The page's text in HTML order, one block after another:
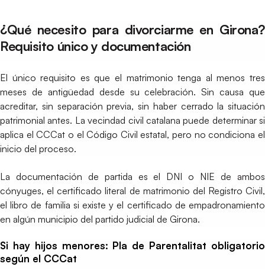
¿Qué necesito para divorciarme en Girona?
Requisito único y documentación
El único requisito es que el matrimonio tenga al menos tres
meses de antigüedad desde su celebración. Sin causa que
acreditar, sin separación previa, sin haber cerrado la situación
patrimonial antes. La vecindad civil catalana puede determinar si
aplica el CCCat o el Código Civil estatal, pero no condiciona el
inicio del proceso.
La documentación de partida es el DNI o NIE de ambos
cónyuges, el certificado literal de matrimonio del Registro Civil,
el libro de familia si existe y el certificado de empadronamiento
en algún municipio del partido judicial de Girona.
Si hay hijos menores: Pla de Parentalitat obligatorio
según el CCCat